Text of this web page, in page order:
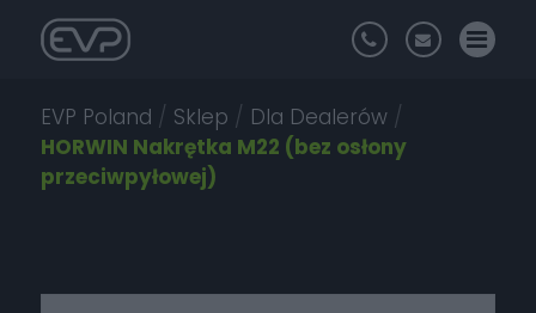
EVP Poland / Sklep / Dla Dealerów /
HORWIN Nakrętka M22 (bez osłony
przeciwpyłowej)